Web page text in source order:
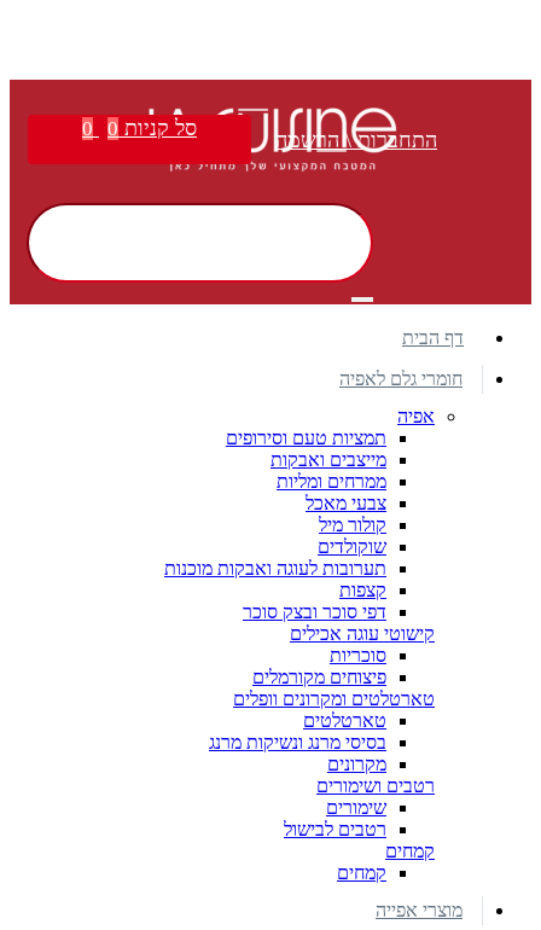
התחברות \ הרשמה סל קניות 0
0
דף הבית
חומרי גלם לאפיה
אפיה
תמציות טעם וסירופים
מייצבים ואבקות
ממרחים ומליות
צבעי מאכל
קולור מיל
שוקולדים
תערובות לעוגה ואבקות מוכנות
קצפות
דפי סוכר ובצק סוכר
קישוטי עוגה אכילים
סוכריות
פיצוחים מקורמלים
טארטלטים ומקרונים וופלים
טארטלטים
בסיסי מרנג ונשיקות מרנג
מקרונים
רטבים ושימורים
שימורים
רטבים לבישול
קמחים
קמחים
מוצרי אפייה